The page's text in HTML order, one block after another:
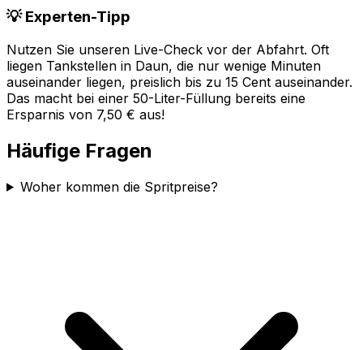
💡 Experten-Tipp
Nutzen Sie unseren Live-Check vor der Abfahrt. Oft
liegen Tankstellen in Daun, die nur wenige Minuten
auseinander liegen, preislich bis zu 15 Cent auseinander.
Das macht bei einer 50-Liter-Füllung bereits eine
Ersparnis von 7,50 € aus!
Häufige Fragen
Woher kommen die Spritpreise?